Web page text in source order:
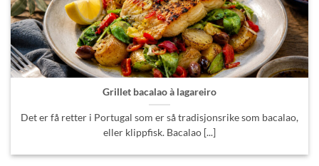
Grillet bacalao à lagareiro
Det er få retter i Portugal som er så tradisjonsrike som bacalao,
eller klippfisk. Bacalao [...]